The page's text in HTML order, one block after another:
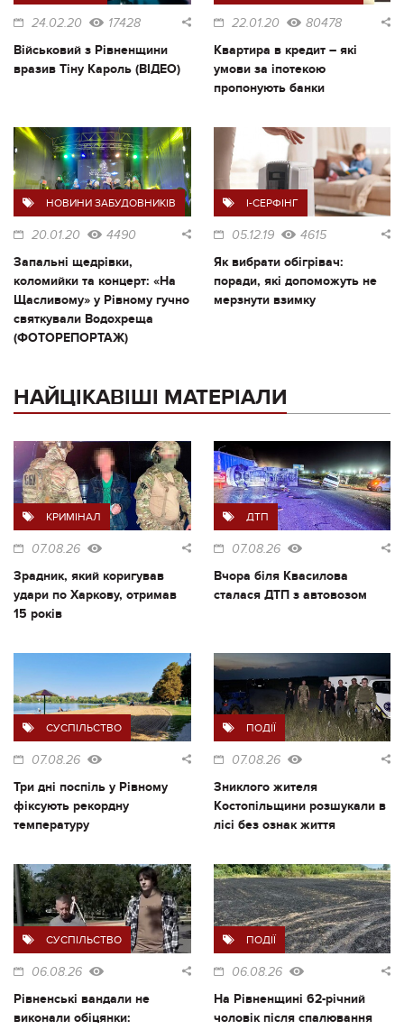
24.02.20 17428
Військовий з Рівненщини
вразив Тіну Кароль (ВІДЕО)
22.01.20 80478
Квартира в кредит – які
умови за іпотекою
пропонують банки
НОВИНИ ЗАБУДОВНИКІВ
20.01.20 4490
Запальні щедрівки,
коломийки та концерт: «На
Щасливому» у Рівному гучно
святкували Водохреща
(ФОТОРЕПОРТАЖ)
I-СЕРФІНГ
05.12.19 4615
Як вибрати обігрівач:
поради, які допоможуть не
мерзнути взимку
НАЙЦІКАВІШІ МАТЕРІАЛИ
КРИМІНАЛ
07.08.26
Зрадник, який коригував
удари по Харкову, отримав
15 років
ДТП
07.08.26
Вчора біля Квасилова
сталася ДТП з автовозом
СУСПІЛЬСТВО
07.08.26
Три дні поспіль у Рівному
фіксують рекордну
температуру
ПОДІЇ
07.08.26
Зниклого жителя
Костопільщини розшукали в
лісі без ознак життя
СУСПІЛЬСТВО
06.08.26
Рівненські вандали не
виконали обіцянки:
ПОДІЇ
06.08.26
На Рівненщині 62-річний
чоловік після спалювання